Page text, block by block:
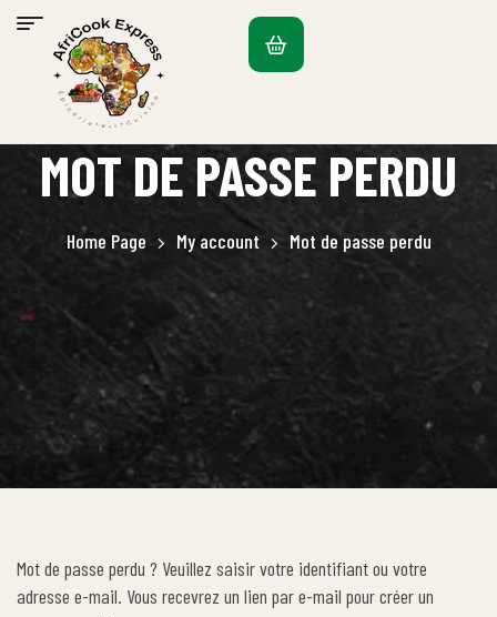
MOT DE PASSE PERDU
Home Page My account Mot de passe perdu
Mot de passe perdu ? Veuillez saisir votre identifiant ou votre
adresse e-mail. Vous recevrez un lien par e-mail pour créer un